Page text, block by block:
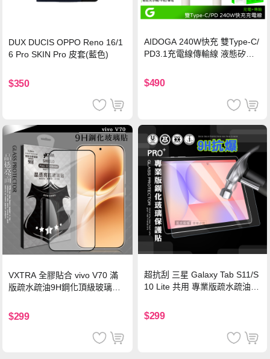
DUX DUCIS OPPO Reno 16/1
6 Pro SKIN Pro 皮套(藍色)
$350
AIDOGA 240W快充 雙Type-C/
PD3.1充電線傳輸線 液態矽膠
機/平板/筆電
$490
VXTRA 全膠貼合 vivo V70 滿
版疏水疏油9H鋼化頂級玻璃貼
$299
超抗刮 三星 Galaxy Tab S11/S
10 Lite 共用 專業版疏水疏油9
$299